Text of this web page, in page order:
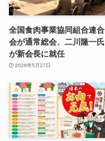
全国食肉事業協同組合連合
会が通常総会、二川隆一氏
が新会長に就任
2026年5月27日